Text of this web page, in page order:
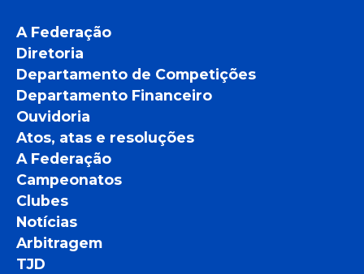
A Federação
Diretoria
Departamento de Competições
Departamento Financeiro
Ouvidoria
Atos, atas e resoluções
A Federação
Campeonatos
Clubes
Notícias
Arbitragem
TJD